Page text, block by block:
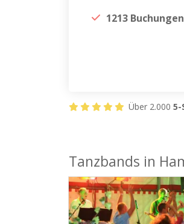
1213 Buchungen
Über 2.000 5-
Tanzbands in